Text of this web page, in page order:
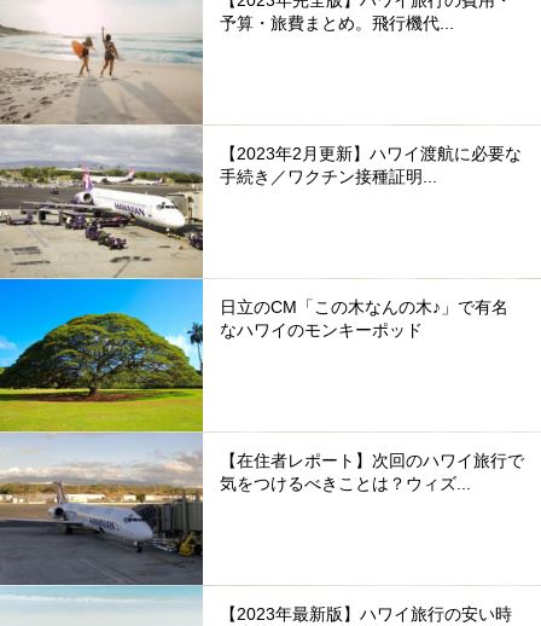
予算・旅費まとめ。飛行機代...
【2023年2月更新】ハワイ渡航に必要な
手続き／ワクチン接種証明...
日立のCM「この木なんの木♪」で有名
なハワイのモンキーポッド
【在住者レポート】次回のハワイ旅行で
気をつけるべきことは？ウィズ...
【2023年最新版】ハワイ旅行の安い時